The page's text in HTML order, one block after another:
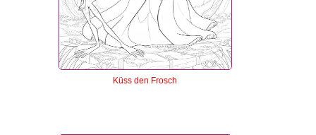
Küss den Frosch